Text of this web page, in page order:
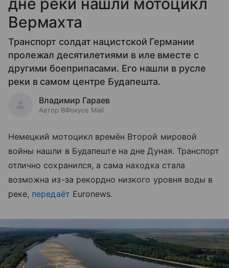
Вермахта
Транспорт солдат нацистской Германии
пролежал десятилетиями в иле вместе с
другими боеприпасами. Его нашли в русле
реки в самом центре Будапешта.
Владимир Гараев
Автор ВФокусе Mail
Немецкий мотоцикл времён Второй мировой
войны нашли в Будапеште на дне Дуная. Транспорт
отлично сохранился, а сама находка стала
возможна из-за рекордно низкого уровня воды в
реке, передаёт Euronews.